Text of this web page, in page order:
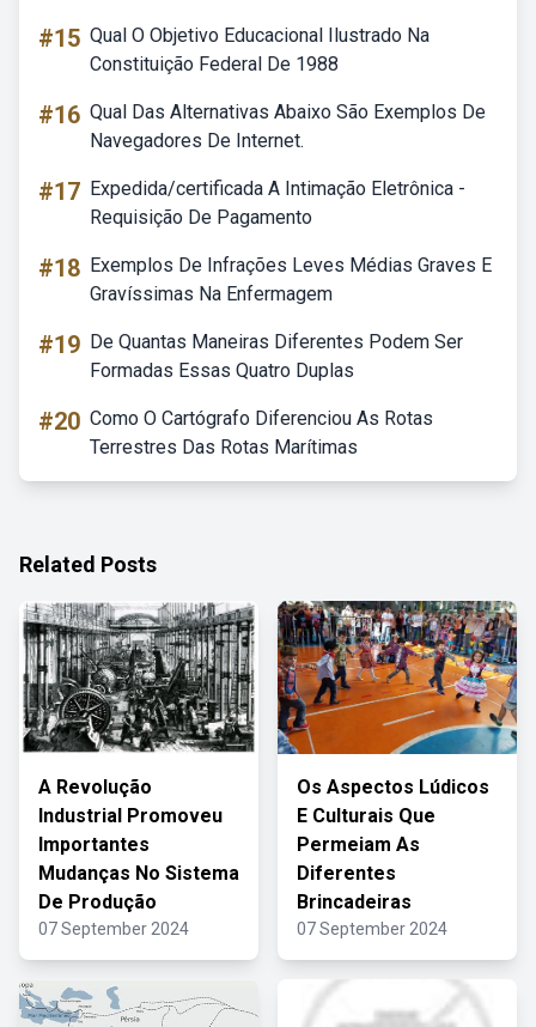
#15 Qual O Objetivo Educacional Ilustrado Na
Constituição Federal De 1988
#16 Qual Das Alternativas Abaixo São Exemplos De
Navegadores De Internet.
#17 Expedida/certificada A Intimação Eletrônica -
Requisição De Pagamento
#18 Exemplos De Infrações Leves Médias Graves E
Gravíssimas Na Enfermagem
#19 De Quantas Maneiras Diferentes Podem Ser
Formadas Essas Quatro Duplas
#20 Como O Cartógrafo Diferenciou As Rotas
Terrestres Das Rotas Marítimas
Related Posts
A Revolução
Industrial Promoveu
Importantes
Mudanças No Sistema
De Produção
07 September 2024
Os Aspectos Lúdicos
E Culturais Que
Permeiam As
Diferentes
Brincadeiras
07 September 2024